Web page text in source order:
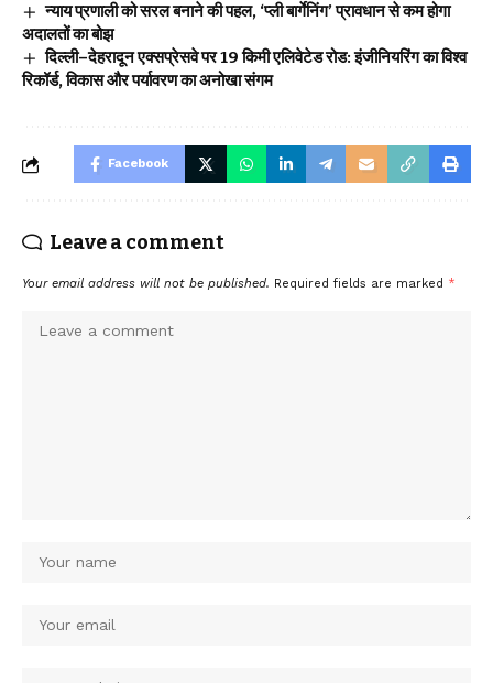
न्याय प्रणाली को सरल बनाने की पहल, ‘प्ली बार्गेनिंग’ प्रावधान से कम होगा
अदालतों का बोझ
दिल्ली–देहरादून एक्सप्रेसवे पर 19 किमी एलिवेटेड रोड: इंजीनियरिंग का विश्व
रिकॉर्ड, विकास और पर्यावरण का अनोखा संगम
Facebook
Leave a comment
Your email address will not be published. Required fields are marked *